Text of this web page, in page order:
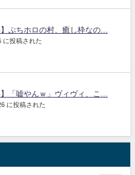
ぷちホロの村、癒し枠なの...
に投稿された
「嘘やんｗ」ヴィヴィ、こ...
に投稿された